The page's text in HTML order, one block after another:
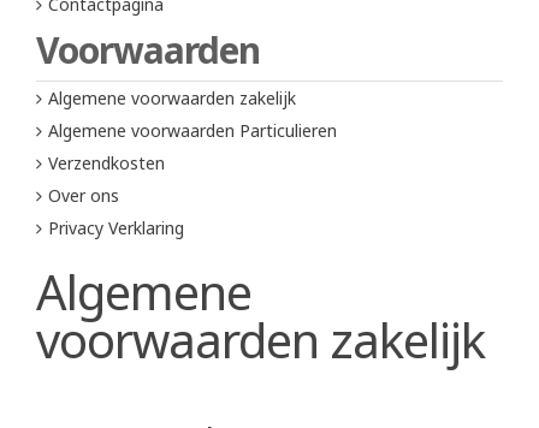
Voorwaarden
Algemene voorwaarden zakelijk
Algemene voorwaarden Particulieren
Verzendkosten
Over ons
Privacy Verklaring
Algemene
voorwaarden zakelijk